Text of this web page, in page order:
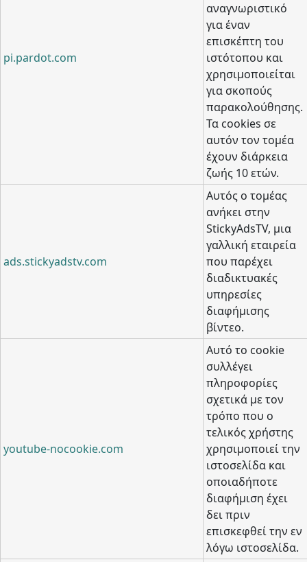
pi.pardot.com
αναγνωριστικό
για έναν
επισκέπτη του
ιστότοπου και
χρησιμοποιείται
για σκοπούς
παρακολούθησης.
Τα cookies σε
αυτόν τον τομέα
έχουν διάρκεια
ζωής 10 ετών.
ads.stickyadstv.com
Αυτός ο τομέας
ανήκει στην
StickyAdsTV, μια
γαλλική εταιρεία
που παρέχει
διαδικτυακές
υπηρεσίες
διαφήμισης
βίντεο.
youtube-nocookie.com
Αυτό το cookie
συλλέγει
πληροφορίες
σχετικά με τον
τρόπο που ο
τελικός χρήστης
χρησιμοποιεί την
ιστοσελίδα και
οποιαδήποτε
διαφήμιση έχει
δει πριν
επισκεφθεί την εν
λόγω ιστοσελίδα.